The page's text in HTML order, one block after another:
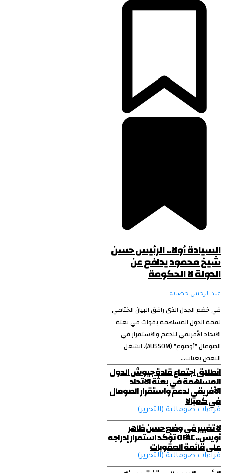
السيادة أولا.. الرئيس حسن
شيخ محمود يدافع عن
الدولة لا الحكومة
عبد الرحمن حضانة
في خضم الجدل الذي رافق البيان الختامي
لقمة الدول المساهمة بقوات في بعثة
الاتحاد الأفريقي للدعم والاستقرار في
الصومال "أوصوم" (AUSSOM)، انشغل
البعض بغياب...
انطلاق اجتماع قادة جيوش الدول
المساهمة في بعثة الاتحاد
الأفريقي لدعم واستقرار الصومال
في كمبالا
قراءات صومالية (التحرير)
لا تغيير في وضع حسن ظاهر
أويس.. OFAC تؤكد استمرار إدراجه
على قائمة العقوبات
قراءات صومالية (التحرير)